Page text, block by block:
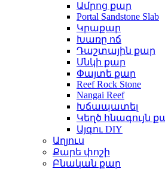
Ամրոց քար
Portal Sandstone Slab
Կրաքար
Խառը ոճ
Դաշտային քար
Սնկի քար
Փայտե քար
Reef Rock Stone
Nangai Reef
Խճապատել
Կեղծ հնագույն
Այգու DIY
Աղյուս
Քարե փոշի
Բնական քար